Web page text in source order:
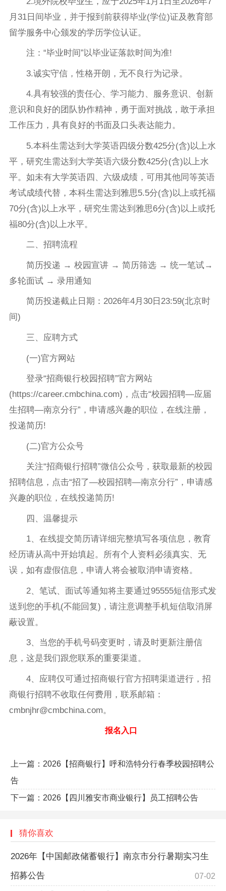
月31日间毕业，并于报到前获得毕业(学位)证及教育部
留学服务中心颁发的学历学位认证。
注：“毕业时间”以毕业证落款时间为准!
3.诚实守信，性格开朗，无不良行为记录。
4.具有较强的责任心、学习能力、服务意识、创新
意识和良好的团队协作精神，勇于面对挑战，敢于承担
工作压力，具有良好的书面及口头表达能力。
5.本科生需达到大学英语四级分数425分(含)以上水
平，研究生需达到大学英语六级分数425分(含)以上水
平。如未有大学英语四、六级成绩，可用其他同等英语
考试成绩代替，本科生需达到雅思5.5分(含)以上或托福
70分(含)以上水平，研究生需达到雅思6分(含)以上或托
福80分(含)以上水平。
二、招聘流程
简历投递 → 校园宣讲 → 简历筛选 → 统一笔试→
多轮面试 → 录用通知
简历投递截止日期：2026年4月30日23:59(北京时
间)
三、应聘方式
(一)官方网站
登录“招商银行校园招聘”官方网站
(https://career.cmbchina.com)，点击“校园招聘—应届
生招聘—南京分行”，申请感兴趣的职位，在线注册，
投递简历!
(二)官方公众号
关注“招商银行招聘”微信公众号，获取最新的校园
招聘信息，点击“招了—校园招聘—南京分行”，申请感
兴趣的职位，在线投递简历!
四、温馨提示
1、在线提交简历请详细完整填写各项信息，教育
经历请从高中开始填起。所有个人资料必须真实、无
误，如有虚假信息，申请人将会被取消申请资格。
2、笔试、面试等通知将主要通过95555短信形式发
送到您的手机(不能回复)，请注意调整手机短信取消屏
蔽设置。
3、当您的手机号码变更时，请及时更新注册信
息，这是我们跟您联系的重要渠道。
4、应聘仅可通过招商银行官方招聘渠道进行，招
商银行招聘不收取任何费用，联系邮箱：
cmbnjhr@cmbchina.com。
报名入口
上一篇： 2026【招商银行】呼和浩特分行春季校园招聘公
告
下一篇： 2026【四川雅安市商业银行】员工招聘公告
猜你喜欢
2026年【中国邮政储蓄银行】南京市分行暑期实习生
招募公告
07-02